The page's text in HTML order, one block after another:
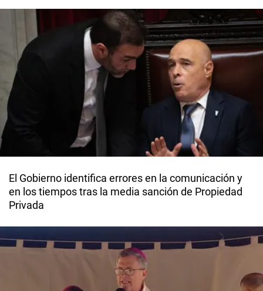
El Gobierno identifica errores en la comunicación y
en los tiempos tras la media sanción de Propiedad
Privada